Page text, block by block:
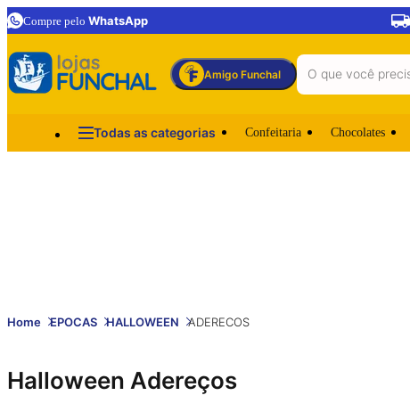
Compre pelo WhatsApp
Amigo Funchal
Todas as categorias Confeitaria Chocolates
Home EPOCAS HALLOWEEN ADERECOS
Halloween Adereços